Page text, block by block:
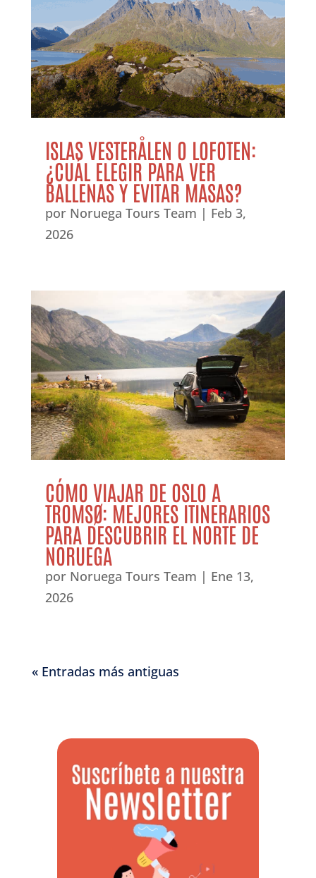
ISLAS VESTERÅLEN O LOFOTEN:
¿CUÁL ELEGIR PARA VER
BALLENAS Y EVITAR MASAS?
por Noruega Tours Team | Feb 3,
2026
CÓMO VIAJAR DE OSLO A
TROMSØ: MEJORES ITINERARIOS
PARA DESCUBRIR EL NORTE DE
NORUEGA
por Noruega Tours Team | Ene 13,
2026
« Entradas más antiguas